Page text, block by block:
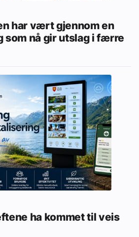
har vært gjennom en
som nå gir utslag i færre
ha kommet til veis